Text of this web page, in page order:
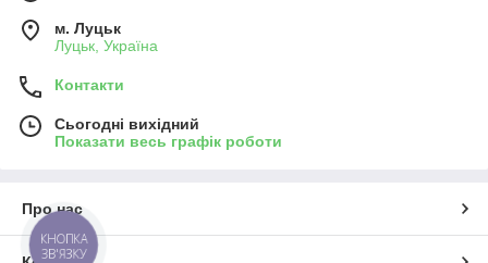
м. Луцьк
Луцьк, Україна
Контакти
Сьогодні вихідний
Показати весь графік роботи
Про нас
КНОПКА
ЗВ'ЯЗКУ